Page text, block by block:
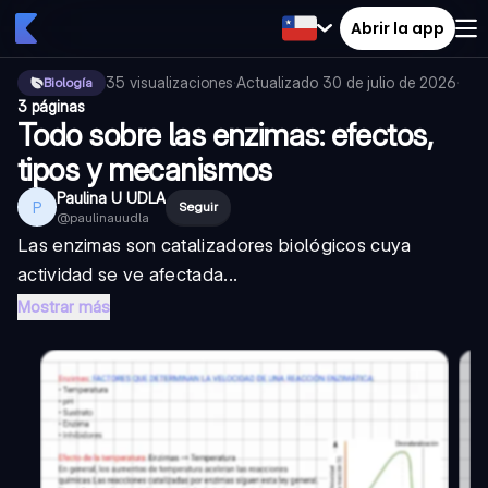
Abrir la app
Biología 35 visualizaciones·Actualizado 30 de julio de 2026·
3 páginas
Todo sobre las enzimas: efectos,
tipos y mecanismos
P Paulina U UDLA
@paulinauudla
Seguir
Las enzimas son catalizadores biológicos cuya
actividad se ve afectada...
Mostrar más